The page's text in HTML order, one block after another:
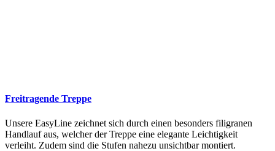
Freitragende Treppe
Unsere EasyLine zeichnet sich durch einen besonders filigranen
Handlauf aus, welcher der Treppe eine elegante Leichtigkeit
verleiht. Zudem sind die Stufen nahezu unsichtbar montiert.